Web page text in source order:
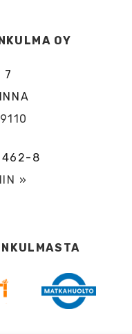
OY
7
8
»